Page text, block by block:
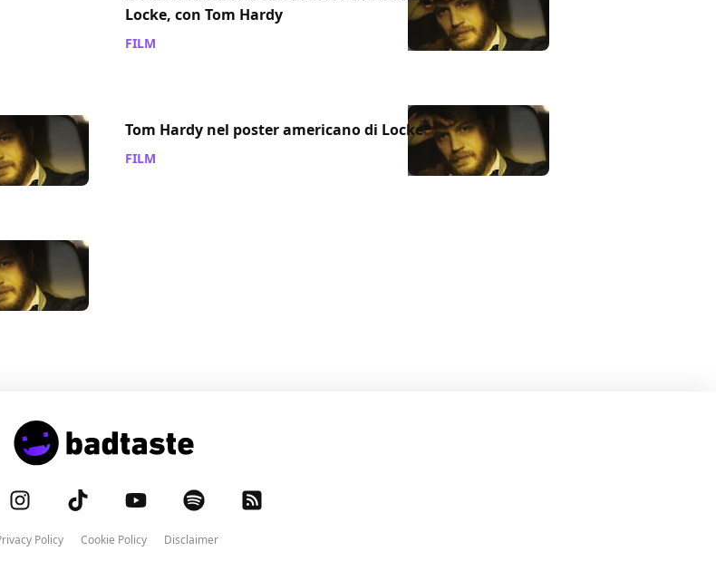
Locke, con Tom Hardy
FILM
Tom Hardy nel poster americano di Locke
FILM
Policy Cookie Policy
Disclaimer